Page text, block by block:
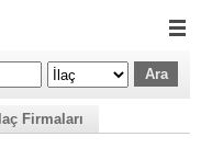
İlaç Firmaları